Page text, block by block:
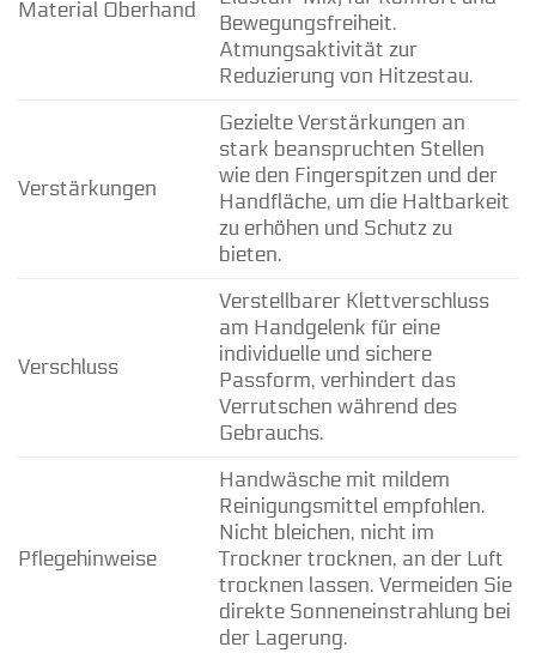
Material Oberhand
Bewegungsfreiheit.
Atmungsaktivität zur
Reduzierung von Hitzestau.
Verstärkungen
Gezielte Verstärkungen an
stark beanspruchten Stellen
wie den Fingerspitzen und der
Handfläche, um die Haltbarkeit
zu erhöhen und Schutz zu
bieten.
Verschluss
Verstellbarer Klettverschluss
am Handgelenk für eine
individuelle und sichere
Passform, verhindert das
Verrutschen während des
Gebrauchs.
Pflegehinweise
Handwäsche mit mildem
Reinigungsmittel empfohlen.
Nicht bleichen, nicht im
Trockner trocknen, an der Luft
trocknen lassen. Vermeiden Sie
direkte Sonneneinstrahlung bei
der Lagerung.